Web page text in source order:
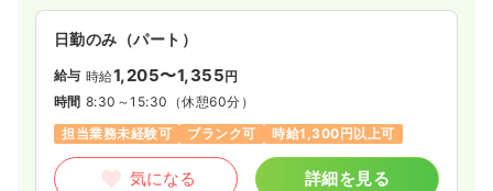
日勤のみ（パート）
給与 時給1,205〜1,355円
時間 8:30～15:30 （休憩60分）
担当業務未経験可
ブランク可 時給1,300円以上可
気になる 詳細を見る